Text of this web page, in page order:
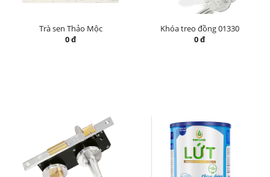
Trà sen Thảo Mộc
0 đ
Khóa treo đồng 01330
0 đ